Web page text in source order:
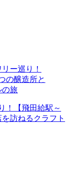
！【飛田給駅～
訪ねるクラフト